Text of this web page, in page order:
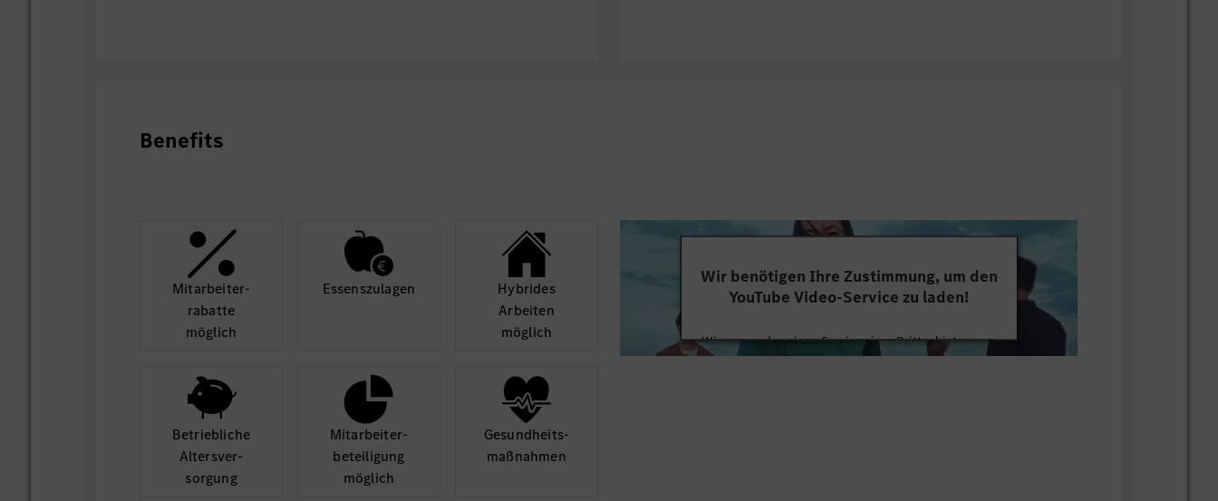
Benefits
Mit­arbeiter­
rabatte
möglich
Essens­zulagen
Hybrides
Arbeiten
möglich
Betrieb­liche
Alters­ver­
sorgung
Mit­arbeiter­
beteili­gung
möglich
Gesund­heits­
maß­nahmen
Wir benötigen Ihre Zustimmung, um den
YouTube Video-Service zu laden!
Wir verwenden einen Service eines Drittanbieters, um
Videoinhalte einzubetten. Dieser Service kann Daten zu